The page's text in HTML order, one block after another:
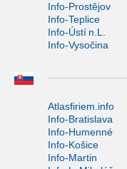
Info-Prostějov
Info-Teplice
Info-Ústí n.L.
Info-Vysočina
Atlasfiriem.info
Info-Bratislava
Info-Humenné
Info-Košice
Info-Martin